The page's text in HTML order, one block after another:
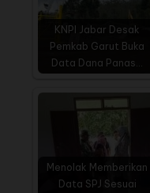
KNPI Jabar Desak
Pemkab Garut Buka
Data Dana Panas…
Menolak Memberikan
Data SPJ Sesuai